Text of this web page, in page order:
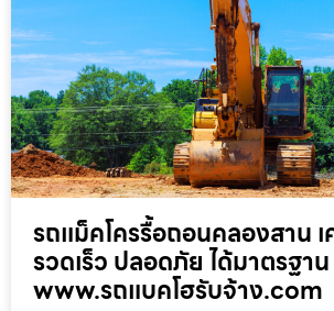
รถแม็คโครรื้อถอนคลองสาน
รวดเร็ว ปลอดภัย ได้มาตรฐาน
www.รถแบคโฮรับจ้าง.com